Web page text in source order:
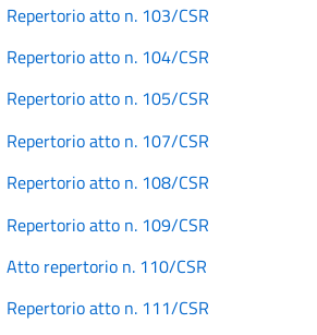
Repertorio atto n. 103/CSR
Repertorio atto n. 104/CSR
Repertorio atto n. 105/CSR
Repertorio atto n. 107/CSR
Repertorio atto n. 108/CSR
Repertorio atto n. 109/CSR
Atto repertorio n. 110/CSR
Repertorio atto n. 111/CSR